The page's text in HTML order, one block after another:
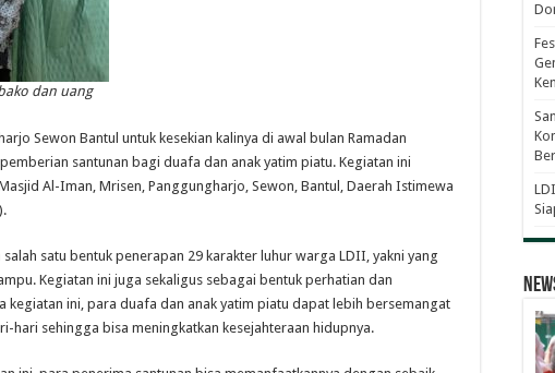
dan uang
Sewon Bantul untuk kesekian kalinya di awal bulan Ramadan
santunan bagi duafa dan anak yatim piatu. Kegiatan ini
Al-Iman, Mrisen, Panggungharjo, Sewon, Bantul, Daerah Istimewa
satu bentuk penerapan 29 karakter luhur warga LDII, yakni yang
Kegiatan ini juga sekaligus sebagai bentuk perhatian dan
kegiatan ini, para duafa dan anak yatim piatu dapat lebih bersemangat
hari sehingga bisa meningkatkan kesejahteraan hidupnya.